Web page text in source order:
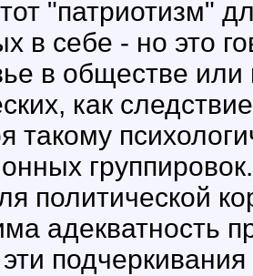
"патриотизм"
в себе - но это
в обществе
как
такому
политической
адекватность